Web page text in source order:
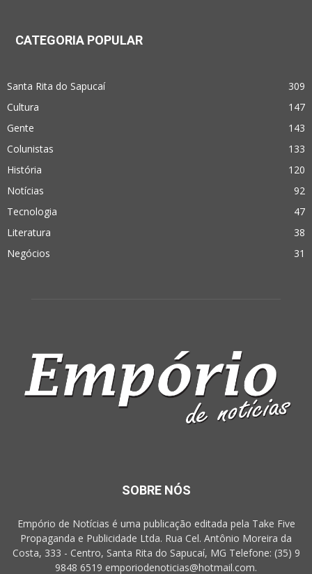
CATEGORIA POPULAR
Santa Rita do Sapucaí
309
Cultura
147
Gente
143
Colunistas
133
História
120
Notícias
92
Tecnologia
47
Literatura
38
Negócios
31
SOBRE NÓS
Empório de Notícias é uma publicação editada pela Take Five
Propaganda e Publicidade Ltda. Rua Cel. Antônio Moreira da
Costa, 333 - Centro, Santa Rita do Sapucaí, MG Telefone: (35) 9
9848 6519 emporiodenoticias@hotmail.com.